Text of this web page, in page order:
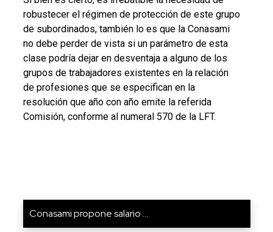
robustecer el régimen de protección de este grupo
de subordinados, también lo es que la Conasami
no debe perder de vista si un parámetro de esta
clase podría dejar en desventaja a alguno de los
grupos de trabajadores existentes en la relación
de profesiones que se especifican en la
resolución que año con año emite la referida
Comisión, conforme al numeral 570 de la LFT.
Conasami propone salario ...